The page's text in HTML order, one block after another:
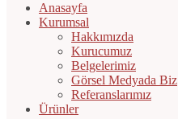
Anasayfa
Kurumsal
Hakkımızda
Kurucumuz
Belgelerimiz
Görsel Medyada Biz
Referanslarımız
Ürünler